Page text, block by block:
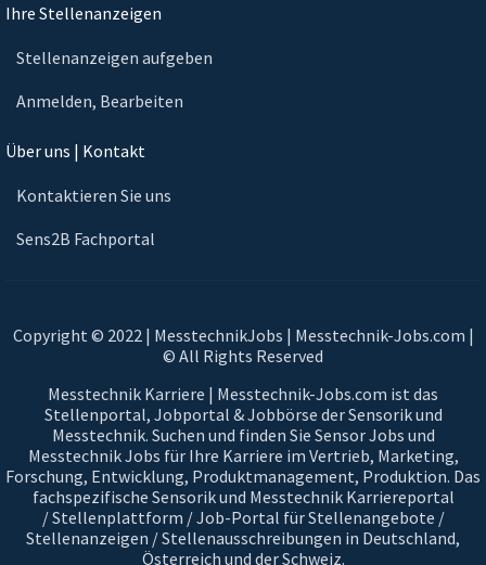
Ihre Stellenanzeigen
Stellenanzeigen aufgeben
Anmelden, Bearbeiten
Über uns | Kontakt
Kontaktieren Sie uns
Sens2B Fachportal
Copyright © 2022 | MesstechnikJobs | Messtechnik-Jobs.com |
© All Rights Reserved
Messtechnik Karriere | Messtechnik-Jobs.com ist das
Stellenportal, Jobportal & Jobbörse der Sensorik und
Messtechnik. Suchen und finden Sie Sensor Jobs und
Messtechnik Jobs für Ihre Karriere im Vertrieb, Marketing,
Forschung, Entwicklung, Produktmanagement, Produktion. Das
fachspezifische Sensorik und Messtechnik Karriereportal
/ Stellenplattform / Job-Portal für Stellenangebote /
Stellenanzeigen / Stellenausschreibungen in Deutschland,
Österreich und der Schweiz.